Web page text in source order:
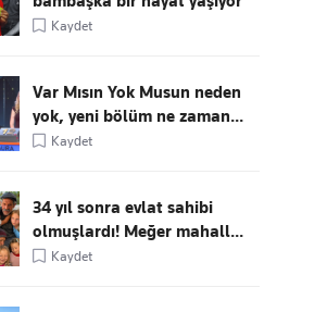
Kaydet
Var Mısın Yok Musun neden
yok, yeni bölüm ne zaman...
Kaydet
34 yıl sonra evlat sahibi
olmuşlardı! Meğer mahall...
Kaydet